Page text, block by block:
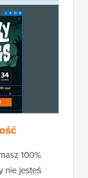
100%
nie jesteś